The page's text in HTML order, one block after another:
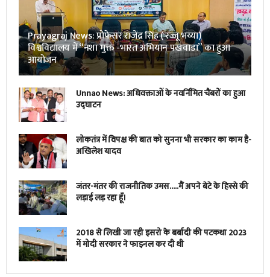
Prayagraj News: प्रोफेसर राजेंद्र सिंह ( रज्जू भय्या)
विश्वविद्यालय में “नशा मुक्त -भारत अभियान पखवाडा” का हुआ
आयोजन
Unnao News: अधिवक्ताओं के नवर्निमित चैंबरों का हुआ
उद्घाटन
लोकतंत्र में विपक्ष की बात को सुनना भी सरकार का काम है-
अखिलेश यादव
जंतर-मंतर की राजनीतिक उमस…..मैं अपने बेटे के हिस्से की
लड़ाई लड़ रहा हूँ।
2018 से लिखी जा रही इसरो के बर्बादी की पटकथा 2023
में मोदी सरकार ने फाइनल कर दी थी